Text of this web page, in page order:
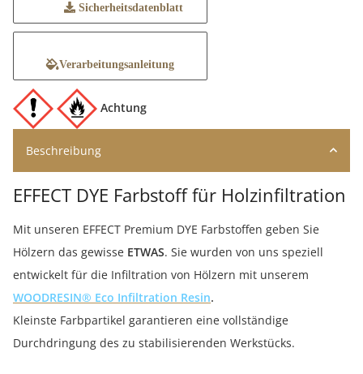
Sicherheitsdatenblatt
Verarbeitungsanleitung
Achtung
Beschreibung
EFFECT DYE Farbstoff für Holzinfiltration
Mit unseren EFFECT Premium DYE Farbstoffen geben Sie
Hölzern das gewisse ETWAS. Sie wurden von uns speziell
entwickelt für die Infiltration von Hölzern mit unserem
WOODRESIN® Eco Infiltration Resin.
Kleinste Farbpartikel garantieren eine vollständige
Durchdringung des zu stabilisierenden Werkstücks.